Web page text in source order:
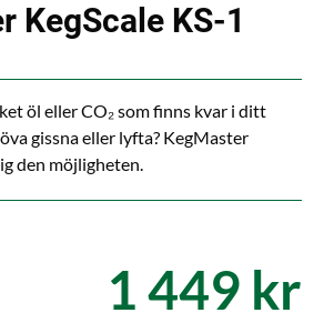
KegScale KS-1
öl eller CO₂ som finns kvar i ditt
gissna eller lyfta? KegMaster
den möjligheten.
1 449 kr